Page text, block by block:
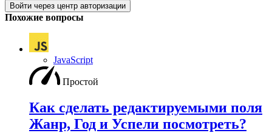
Войти через центр авторизации
Похожие вопросы
JavaScript
Простой
Как сделать редактируемыми поля
Жанр, Год и Успели посмотреть?